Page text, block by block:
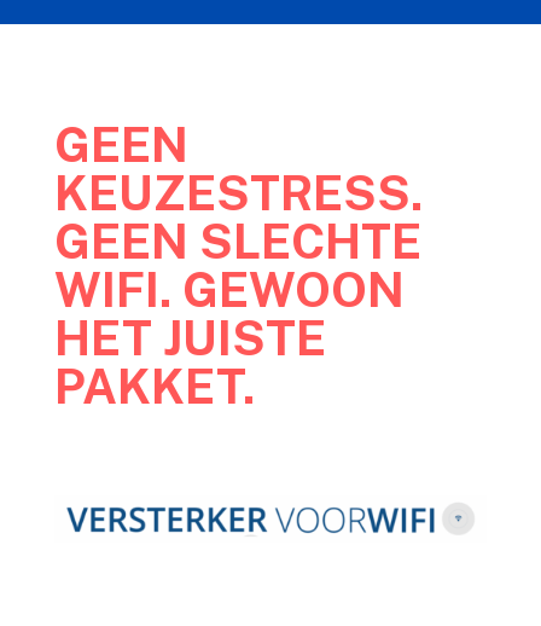
GEEN
KEUZESTRESS.
GEEN SLECHTE
WIFI. GEWOON
HET JUISTE
PAKKET.